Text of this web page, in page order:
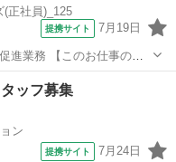
正社員)_125
提携サイト 7月19日
る充実の研修制度！ ・分か
厚いサポート体制あり！
ョップ
ッフ募集
ン
提携サイト 7月24日